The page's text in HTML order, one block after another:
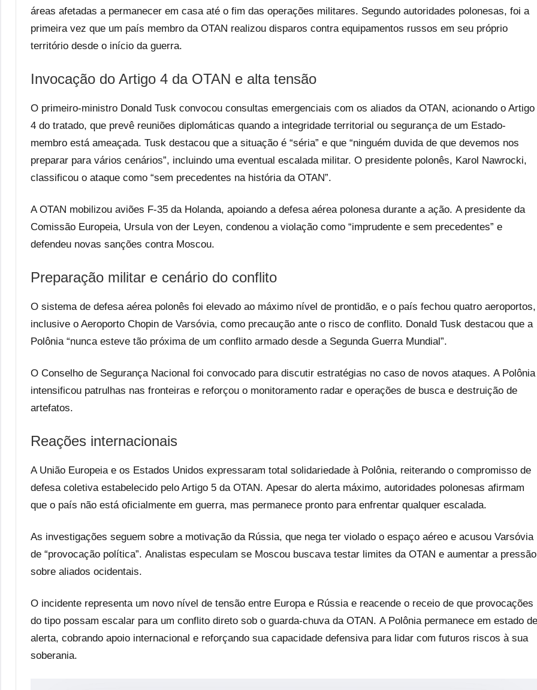
áreas afetadas a permanecer em casa até o fim das operações militares. Segundo autoridades polonesas, foi a
primeira vez que um país membro da OTAN realizou disparos contra equipamentos russos em seu próprio
território desde o início da guerra.
Invocação do Artigo 4 da OTAN e alta tensão
O primeiro-ministro Donald Tusk convocou consultas emergenciais com os aliados da OTAN, acionando o Artigo
4 do tratado, que prevê reuniões diplomáticas quando a integridade territorial ou segurança de um Estado-
membro está ameaçada. Tusk destacou que a situação é “séria” e que “ninguém duvida de que devemos nos
preparar para vários cenários”, incluindo uma eventual escalada militar. O presidente polonês, Karol Nawrocki,
classificou o ataque como “sem precedentes na história da OTAN”.
A OTAN mobilizou aviões F-35 da Holanda, apoiando a defesa aérea polonesa durante a ação. A presidente da
Comissão Europeia, Ursula von der Leyen, condenou a violação como “imprudente e sem precedentes” e
defendeu novas sanções contra Moscou.
Preparação militar e cenário do conflito
O sistema de defesa aérea polonês foi elevado ao máximo nível de prontidão, e o país fechou quatro aeroportos,
inclusive o Aeroporto Chopin de Varsóvia, como precaução ante o risco de conflito. Donald Tusk destacou que a
Polônia “nunca esteve tão próxima de um conflito armado desde a Segunda Guerra Mundial”.
O Conselho de Segurança Nacional foi convocado para discutir estratégias no caso de novos ataques. A Polônia
intensificou patrulhas nas fronteiras e reforçou o monitoramento radar e operações de busca e destruição de
artefatos.
Reações internacionais
A União Europeia e os Estados Unidos expressaram total solidariedade à Polônia, reiterando o compromisso de
defesa coletiva estabelecido pelo Artigo 5 da OTAN. Apesar do alerta máximo, autoridades polonesas afirmam
que o país não está oficialmente em guerra, mas permanece pronto para enfrentar qualquer escalada.
As investigações seguem sobre a motivação da Rússia, que nega ter violado o espaço aéreo e acusou Varsóvia
de “provocação política”. Analistas especulam se Moscou buscava testar limites da OTAN e aumentar a pressão
sobre aliados ocidentais.
O incidente representa um novo nível de tensão entre Europa e Rússia e reacende o receio de que provocações
do tipo possam escalar para um conflito direto sob o guarda-chuva da OTAN. A Polônia permanece em estado de
alerta, cobrando apoio internacional e reforçando sua capacidade defensiva para lidar com futuros riscos à sua
soberania.